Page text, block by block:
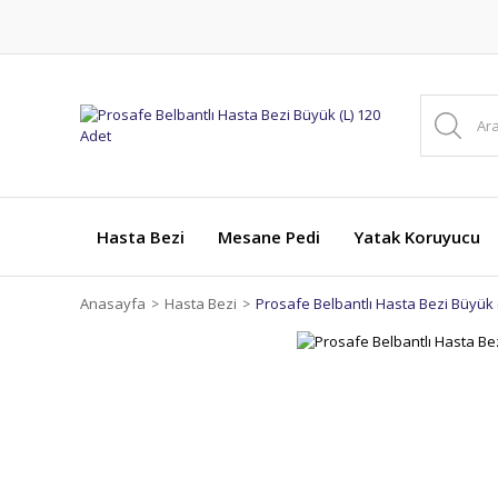
Hasta Bezi Mesane Pedi Yatak Koruyucu
Anasayfa Hasta Bezi Prosafe Belbantlı Hasta Bezi Büyük